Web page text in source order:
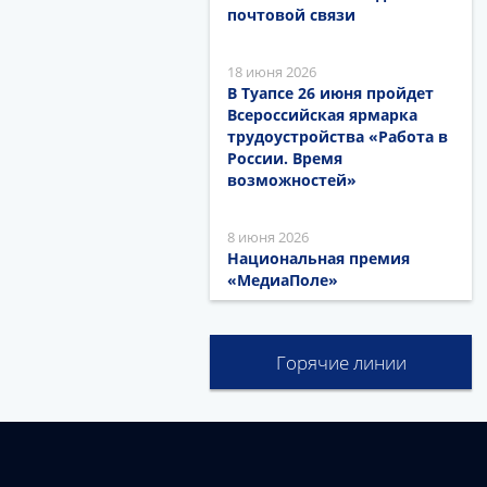
почтовой связи
18 июня 2026
В Туапсе 26 июня пройдет
Всероссийская ярмарка
трудоустройства «Работа в
России. Время
возможностей»
8 июня 2026
Национальная премия
«МедиаПоле»
Горячие линии